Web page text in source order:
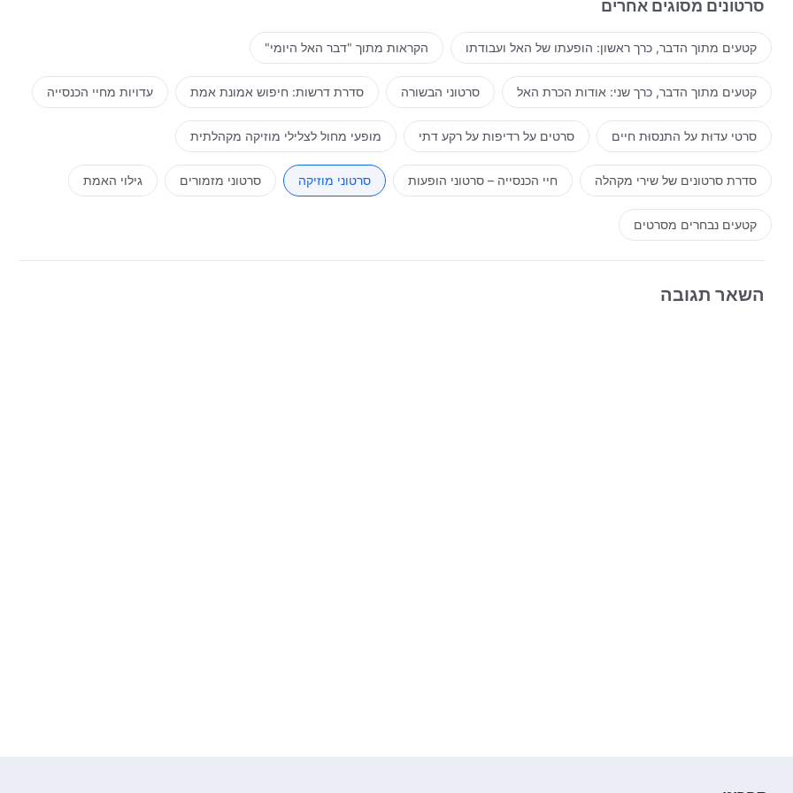
סרטונים מסוגים אחרים
קטעים מתוך הדבר, כרך ראשון: הופעתו של האל ועבודתו הקראות מתוך "דבר האל היומי"
קטעים מתוך הדבר, כרך שני: אודות הכרת האל סרטוני הבשורה סדרת דרשות: חיפוש אמונת אמת עדויות מחיי הכנסייה
סרטי עדוּת על התנסוּת חיים סרטים על רדיפות על רקע דתי מופעי מחול לצלילי מוזיקה מקהלתית
סדרת סרטונים של שירי מקהלה חיי הכנסייה – סרטוני הופעות סרטוני מוזיקה סרטוני מזמורים גילוי האמת
קטעים נבחרים מסרטים
השאר תגובה